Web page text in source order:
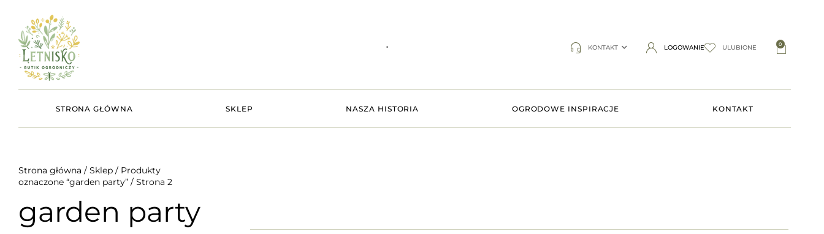
KONTAKT LOGOWANIE ULUBIONE 0
STRONA GŁÓWNA SKLEP NASZA HISTORIA OGRODOWE INSPIRACJE KONTAKT
Strona główna / Sklep / Produkty
oznaczone “garden party” / Strona 2
garden party